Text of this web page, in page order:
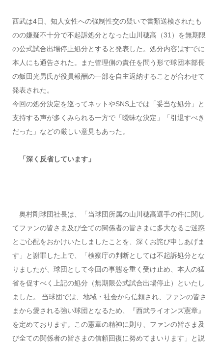
西武は4日、知人女性への強制性交の疑いで書類送検されたも
のの嫌疑不十分で不起訴処分となった山川穂高（31）を無期限
の公式試合出場停止処分とすると発表した。処分内容はすでに
本人にも通告された。また管理側の責任を問う形で球団本部長
の飯田光男氏が役員報酬の一部を自主返納することが合わせて
発表された。
今回の処分決定を巡ってネットやSNS上では「妥当な処分」と
支持する声が多くみられる一方で「曖昧な決定」「引退すべき
だった」などの厳しい意見もあった。
「深く反省しています」
奥村剛球団社長は、「当球団所属の山川穂高選手の件に関し
てファンの皆さま及び全ての関係者の皆さまに多大なるご迷惑
とご心配をおかけいたしましたことを、深くお詫び申しあげま
す」と謝罪した上で、「検察庁の判断としては不起訴処分とな
りましたが、球団として今回の事態を重く受け止め、本人の猛
省を促すべく上記の処分（無期限公式試合出場停止）といたし
ました。 当球団では、地域・社会から信頼され、ファンの皆さ
まから愛される強い球団となるため、『西武ライオンズ憲章』
を定めております。この憲章の精神に則り、ファンの皆さま及
び全ての関係者の皆さまの信頼回復に努めてまいります」と説